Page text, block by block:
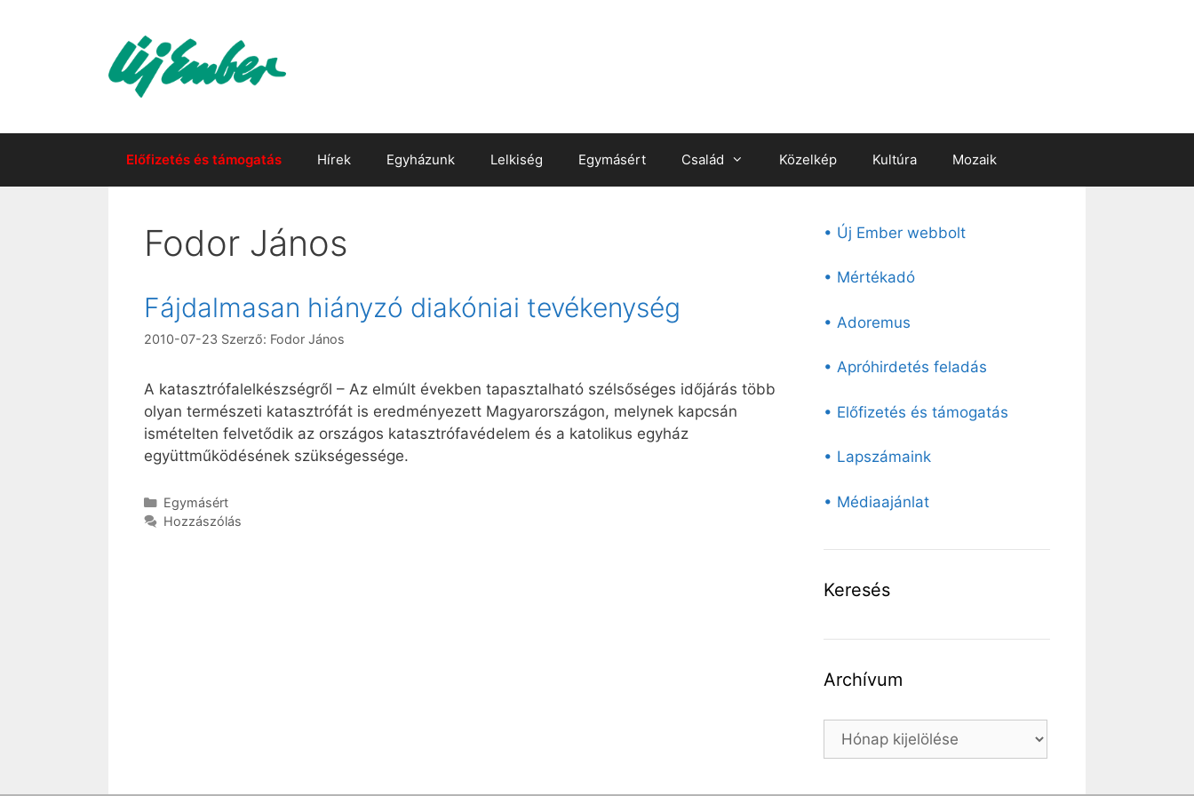
Előfizetés és támogatás Hírek Egyházunk Lelkiség Egymásért Család Közelkép Kultúra Mozaik
Fodor János
Fájdalmasan hiányzó diakóniai tevékenység
2010-07-23 Szerző: Fodor János
A katasztrófalelkészségről – Az elmúlt években tapasztalható szélsőséges időjárás több
olyan természeti katasztrófát is eredményezett Magyarországon, melynek kapcsán
ismételten felvetődik az országos katasztrófavédelem és a katolikus egyház
együttműködésének szükségessége.
Kategória
Egymásért
Hozzászólás
• Új Ember webbolt
• Mértékadó
• Adoremus
• Apróhirdetés feladás
• Előfizetés és támogatás
• Lapszámaink
• Médiaajánlat
Keresés
Archívum
Archívum